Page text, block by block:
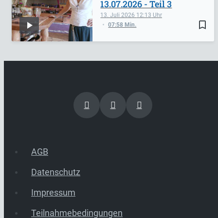
bookmark_border
13. Juli 2026 12:13
07:58 Min.
13.07.2026 - Teil 3
AGB
Datenschutz
Impressum
Teilnahmebedingungen